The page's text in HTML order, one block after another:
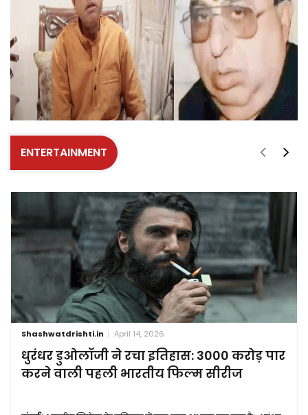
ENTERTAINMENT
Shashwatdrishti.in April 14, 2026
धुरंधर डुओलॉजी ने रचा इतिहास: 3000 करोड़ पार
करने वाली पहली भारतीय फिल्म सीरीज